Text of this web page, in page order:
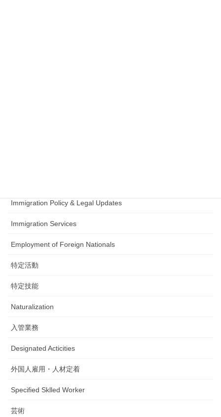
Immigration Policy & Legal Updates
Immigration Services
Employment of Foreign Nationals
特定活動
特定技能
Naturalization
入管業務
Designated Acticities
外国人雇用・人材定着
Specified Sklled Worker
芸術